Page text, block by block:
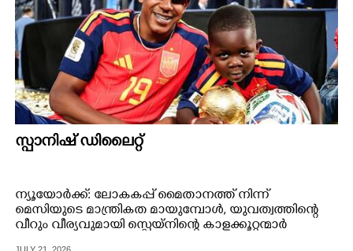
സ്പാനിഷ് ഡിലൈറ്റ്
ന്യൂയോർക്ക്: ലോകകപ്പ് മൈതാനത്ത് നിന്ന്
മെസിയുടെ മാന്ത്രികത മായുമ്പോൾ, യുവത്വത്തിന്റെ
വീറും വീര്യവുമായി സ്പെയ്നിന്റെ കാളക്കൂറ്റന്മാർ